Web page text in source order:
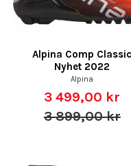
Alpina Comp Classic
Nyhet 2022
Alpina
3 499,00 kr
3 899,00 kr